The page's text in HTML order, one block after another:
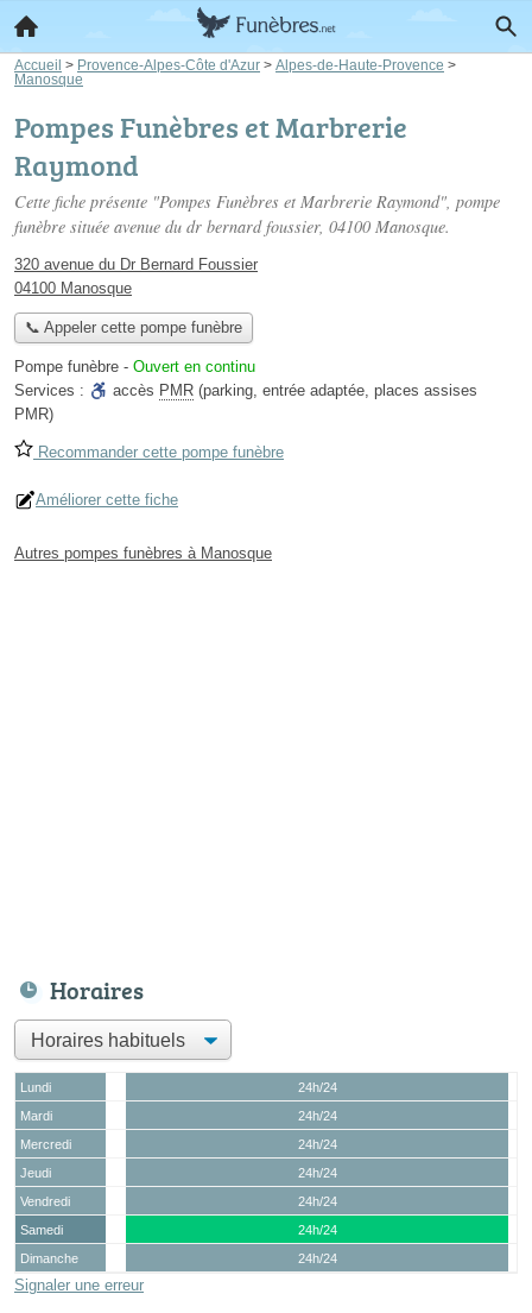
Accueil > Provence-Alpes-Côte d'Azur > Alpes-de-Haute-Provence >
Manosque
Pompes Funèbres et Marbrerie
Raymond
Cette fiche présente "Pompes Funèbres et Marbrerie Raymond", pompe
funèbre située avenue du dr bernard foussier, 04100 Manosque.
320 avenue du Dr Bernard Foussier
04100 Manosque
📞 Appeler cette pompe funèbre
Pompe funèbre - Ouvert en continu
Services :
accès PMR (parking, entrée adaptée, places assises
PMR)
Recommander cette pompe funèbre
Améliorer cette fiche
Autres pompes funèbres à Manosque
Horaires
Lundi
24h/24
Mardi
24h/24
Mercredi
24h/24
Jeudi
24h/24
Vendredi
24h/24
Samedi
24h/24
Dimanche
24h/24
Signaler une erreur